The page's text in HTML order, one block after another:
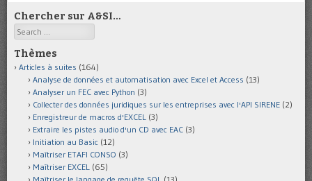
Chercher sur A&SI…
Search
Thèmes
Articles à suites (164)
Analyse de données et automatisation avec Excel et Access (13)
Analyser un FEC avec Python (3)
Collecter des données juridiques sur les entreprises avec l'API SIRENE (2)
Enregistreur de macros d'EXCEL (3)
Extraire les pistes audio d'un CD avec EAC (3)
Initiation au Basic (12)
Maîtriser ETAFI CONSO (3)
Maîtriser EXCEL (65)